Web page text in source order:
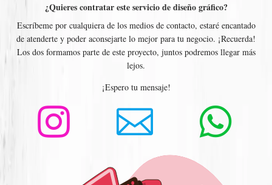
¿Quieres contratar este servicio de diseño gráfico?
Escríbeme por cualquiera de los medios de contacto, estaré encantado
de atenderte y poder aconsejarte lo mejor para tu negocio. ¡Recuerda!
Los dos formamos parte de este proyecto, juntos podremos llegar más
lejos.
¡Espero tu mensaje!
  